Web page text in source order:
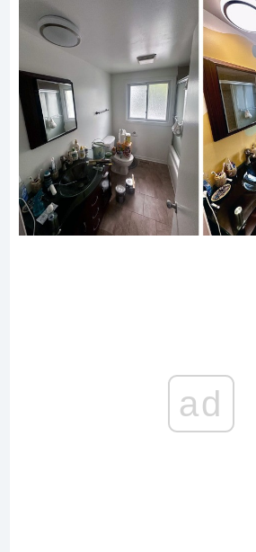
ad